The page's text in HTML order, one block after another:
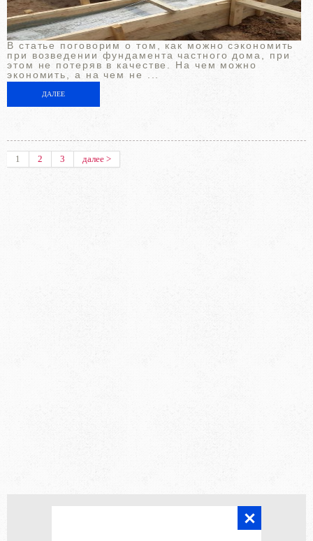
В статье поговорим о том, как можно сэкономить
при возведении фундамента частного дома, при
этом не потеряв в качестве. На чем можно
экономить, а на чем не ...
ДАЛЕЕ
1 2 3 далее >
Карта сайта